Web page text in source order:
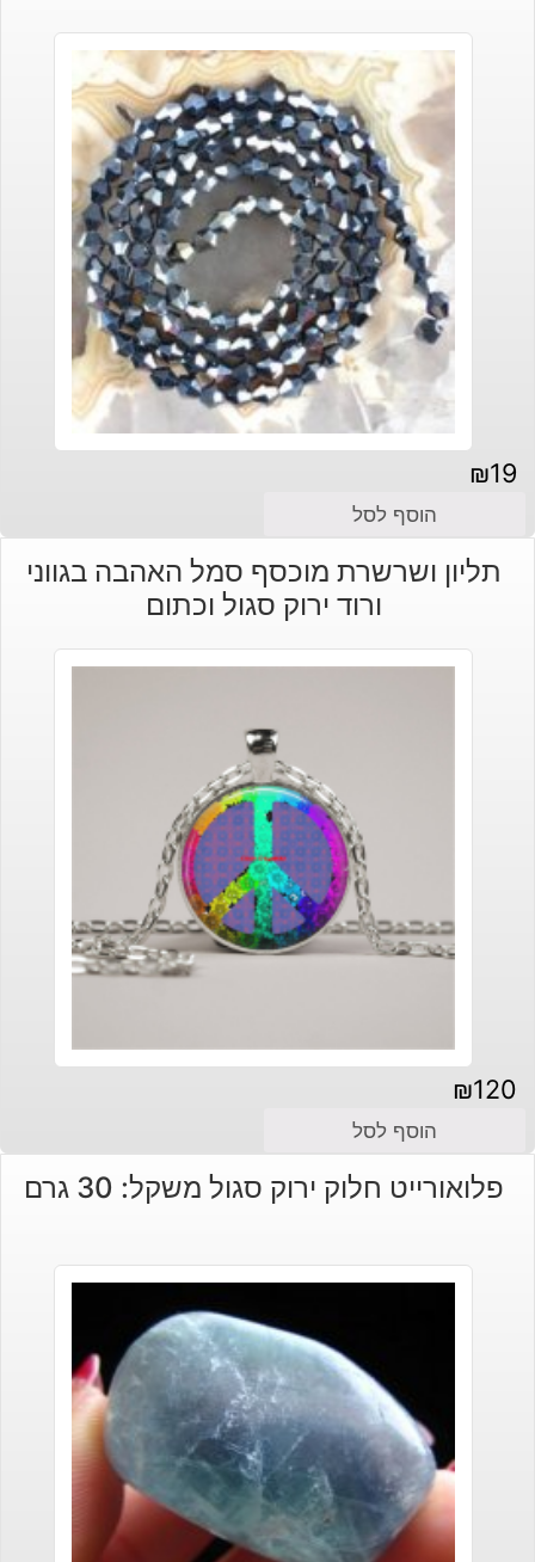
₪19
הוסף לסל
תליון ושרשרת מוכסף סמל האהבה בגווני
ורוד ירוק סגול וכתום
₪120
הוסף לסל
פלואורייט חלוק ירוק סגול משקל: 30 גרם